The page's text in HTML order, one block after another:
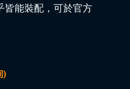
皆能裝配，可於官方
)